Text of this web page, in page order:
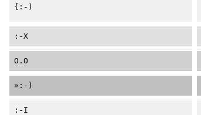
{:-)
:-X
O.O
»:-)
:-I